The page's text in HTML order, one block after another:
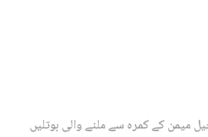
میمن کے کمرہ سے ملنے والی بوتلیں